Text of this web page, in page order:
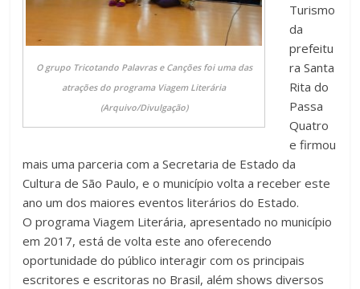
O grupo Tricotando Palavras e Canções foi uma das
atrações do programa Viagem Literária
(Arquivo/Divulgação)
Turismo
da
prefeitu
ra Santa
Rita do
Passa
Quatro
e firmou
mais uma parceria com a Secretaria de Estado da
Cultura de São Paulo, e o município volta a receber este
ano um dos maiores eventos literários do Estado.
O programa Viagem Literária, apresentado no município
em 2017, está de volta este ano oferecendo
oportunidade do público interagir com os principais
escritores e escritoras no Brasil, além shows diversos